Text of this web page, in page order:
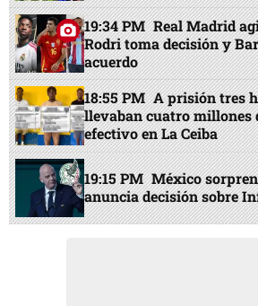
19:34 PM Real Madrid
Rodri toma decisión y
acuerdo
18:55 PM A prisión tres
llevaban cuatro millones
efectivo en La Ceiba
19:15 PM México
anuncia decisión sobre